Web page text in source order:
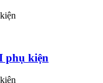
phụ kiện